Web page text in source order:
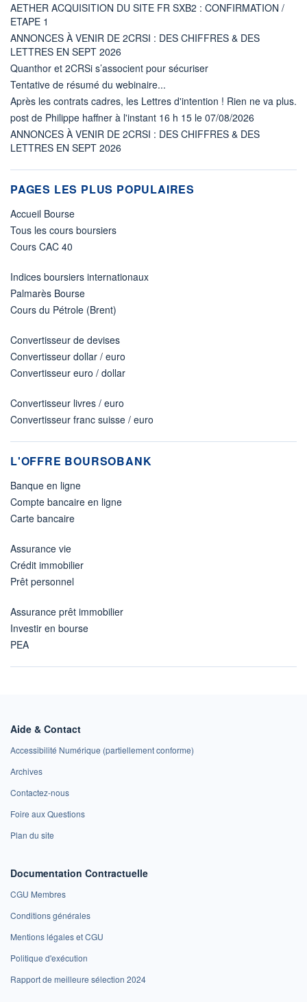
AETHER ACQUISITION DU SITE FR SXB2 : CONFIRMATION /
ETAPE 1
ANNONCES À VENIR DE 2CRSI : DES CHIFFRES & DES
LETTRES EN SEPT 2026
Quanthor et 2CRSi s’associent pour sécuriser
Tentative de résumé du webinaire...
Après les contrats cadres, les Lettres d'intention ! Rien ne va plus.
post de Philippe haffner à l'instant 16 h 15 le 07/08/2026
ANNONCES À VENIR DE 2CRSI : DES CHIFFRES & DES
LETTRES EN SEPT 2026
PAGES LES PLUS POPULAIRES
Accueil Bourse
Tous les cours boursiers
Cours CAC 40
Indices boursiers internationaux
Palmarès Bourse
Cours du Pétrole (Brent)
Convertisseur de devises
Convertisseur dollar / euro
Convertisseur euro / dollar
Convertisseur livres / euro
Convertisseur franc suisse / euro
L'OFFRE BOURSOBANK
Banque en ligne
Compte bancaire en ligne
Carte bancaire
Assurance vie
Crédit immobilier
Prêt personnel
Assurance prêt immobilier
Investir en bourse
PEA
Aide & Contact
Accessibilité Numérique (partiellement conforme)
Archives
Contactez-nous
Foire aux Questions
Plan du site
Documentation Contractuelle
CGU Membres
Conditions générales
Mentions légales et CGU
Politique d'exécution
Rapport de meilleure sélection 2024